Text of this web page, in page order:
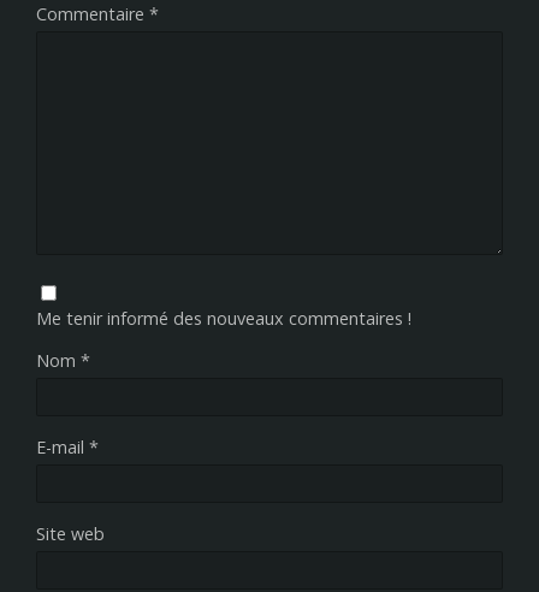
Commentaire *
Me tenir informé des nouveaux commentaires !
Nom *
E-mail *
Site web